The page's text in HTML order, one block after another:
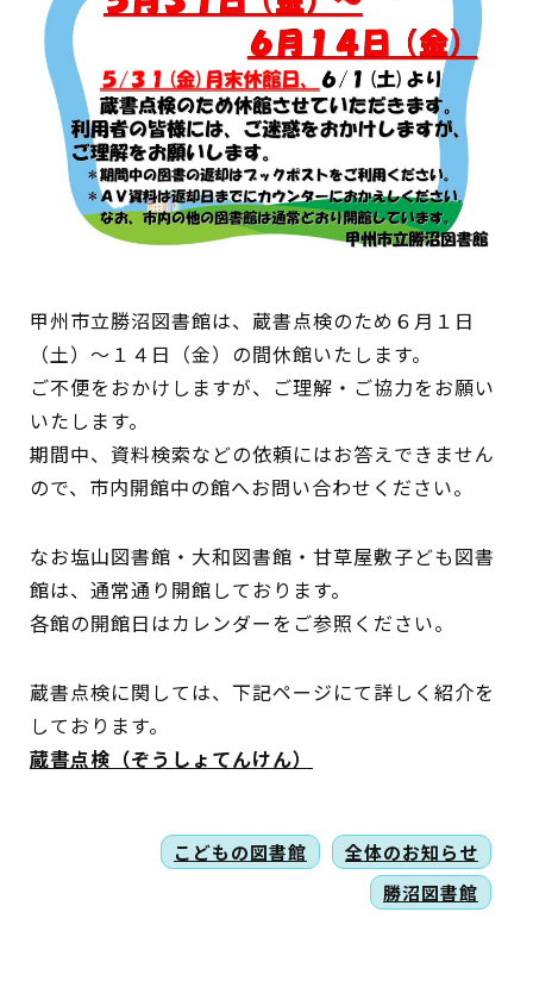
甲州市立勝沼図書館は、蔵書点検のため６月１日
（土）～１４日（金）の間休館いたします。
ご不便をおかけしますが、ご理解・ご協力をお願い
いたします。
期間中、資料検索などの依頼にはお答えできません
ので、市内開館中の館へお問い合わせください。
なお塩山図書館・大和図書館・甘草屋敷子ども図書
館は、通常通り開館しております。
各館の開館日はカレンダーをご参照ください。
蔵書点検に関しては、下記ページにて詳しく紹介を
しております。
蔵書点検（ぞうしょてんけん）
こどもの図書館
全体のお知らせ
勝沼図書館
図書館地図PDF
よくあるご質問
マンガ「雨宮敬二郎」
スポンサー企業
利用案内
申請書ダウンロード
インターネットサービス
蔵書検索・マイページ
こどもの図書館
キャラクター
図書館のおしごと
かい